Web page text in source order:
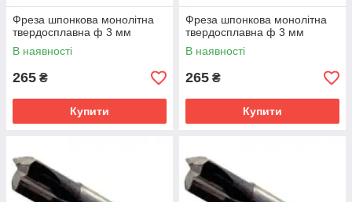
Фреза шпонкова монолітна
твердосплавна ф 3 мм
В наявності
265 ₴
Купити
Фреза шпонкова монолітна
твердосплавна ф 3 мм
В наявності
265 ₴
Купити